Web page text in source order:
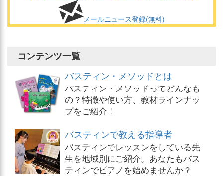
メールニュース登録(無料)
コンテンツ一覧
バスティン・メソッドとは
バスティン・メソッドってどんなも
の？特徴や使い方、教材ラインナッ
プをご紹介！
バスティンで教える指導者
バスティンでレッスンをしている先
生を地域別にご紹介。あなたもバス
ティンでピアノを始めませんか？